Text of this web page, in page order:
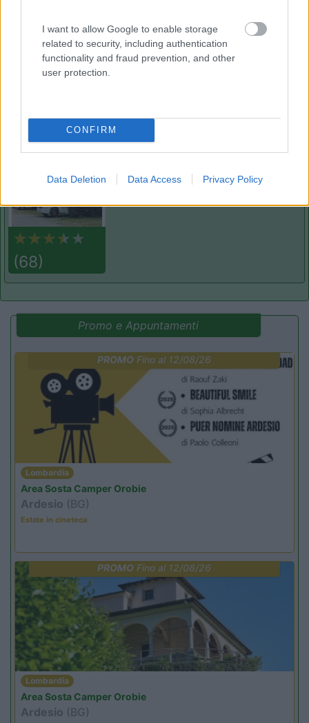
I want to allow Google to enable storage
related to security, including authentication
functionality and fraud prevention, and other
user protection.
CONFIRM
Data Deletion Data Access Privacy Policy
8.8
Area di sosta
7
(68)
Lucca
Promo e Appuntamenti
PROMO Fino al 12/08/26
Lombardia
Area Sosta Camper Orobie
Ardesio (BG)
Estate in cineteca
PROMO Fino al 12/08/26
Lombardia
Area Sosta Camper Orobie
Ardesio (BG)